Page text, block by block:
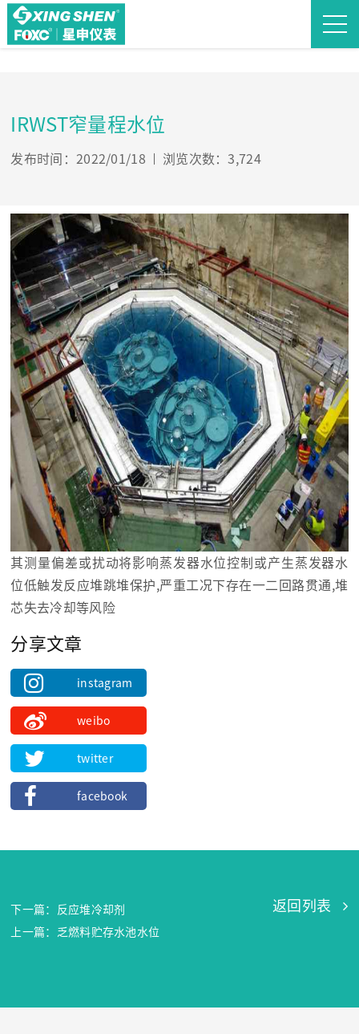
IRWST窄量程水位
发布时间：2022/01/18 浏览次数：3,724
其测量偏差或扰动将影响蒸发器水位控制或产生蒸发器水
位低触发反应堆跳堆保护,严重工况下存在一二回路贯通,堆
芯失去冷却等风险
分享文章
instagram
weibo
twitter
facebook
下一篇：反应堆冷却剂
上一篇：乏燃料贮存水池水位
返回列表